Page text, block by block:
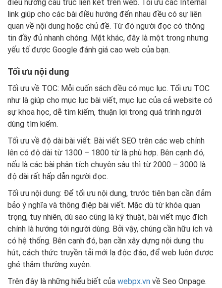
điều hướng cấu trúc liên kết trên web. Tối ưu các Internal
link giúp cho các bài điều hướng đến nhau đều có sự liên
quan về nội dung hoặc chủ đề. Từ đó người đọc có thông
tin đầy đủ nhanh chóng. Mặt khác, đây là một trong nhưng
yếu tố được Google đánh giá cao web của bạn.
Tối ưu nội dung
Tối ưu về TOC: Mỗi cuốn sách đều có mục lục. Tối ưu TOC
như là giúp cho mục lục bài viết, mục lục của cả website có
sự khoa học, dễ tìm kiếm, thuận lợi trong quá trình người
dùng tìm kiếm.
Tối ưu về độ dài bài viết: Bài viết SEO trên các web chính
lên có độ dài từ 1300 – 1800 từ là phù hợp. Bên cạnh đó,
nếu là các bài phân tích chuyên sâu thì từ 2000 – 3000 là
độ dài rất hấp dẫn người đọc.
Tối ưu nội dung: Để tối ưu nội dung, trước tiên bạn cần đảm
bảo ý nghĩa và thông điệp bài viết. Mặc dù từ khóa quan
trọng, tuy nhiên, dù sao cũng là kỹ thuật, bài viết mục đích
chính là hướng tới người dùng. Bởi vậy, chúng cần hữu ích và
có hệ thống. Bên cạnh đó, bạn cần xây dựng nội dung thu
hút, cách thức truyền tải mới lạ độc đáo, để web luôn được
ghé thăm thường xuyên.
Trên đây là những hiểu biết của webpx.vn về Seo Onpage.